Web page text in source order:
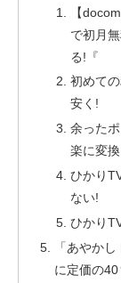
【
で初月
る!『
初めて
安く!
余った
楽に変換
ひかり
ない!
ひかり
「あやか
に定価の